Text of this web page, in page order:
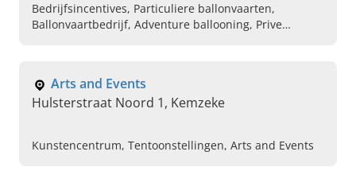
Bedrijfsincentives, Particuliere ballonvaarten,
Ballonvaartbedrijf, Adventure ballooning, Prive
Arts and Events
Hulsterstraat Noord 1, Kemzeke
Kunstencentrum, Tentoonstellingen, Arts and Events